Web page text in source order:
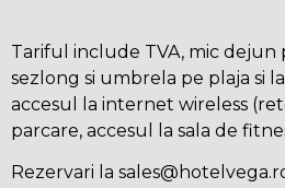
Tariful include TVA, mic dejun
sezlong si umbrela pe plaja si
accesul la internet wireless
parcare, accesul la sala de
Rezervari la